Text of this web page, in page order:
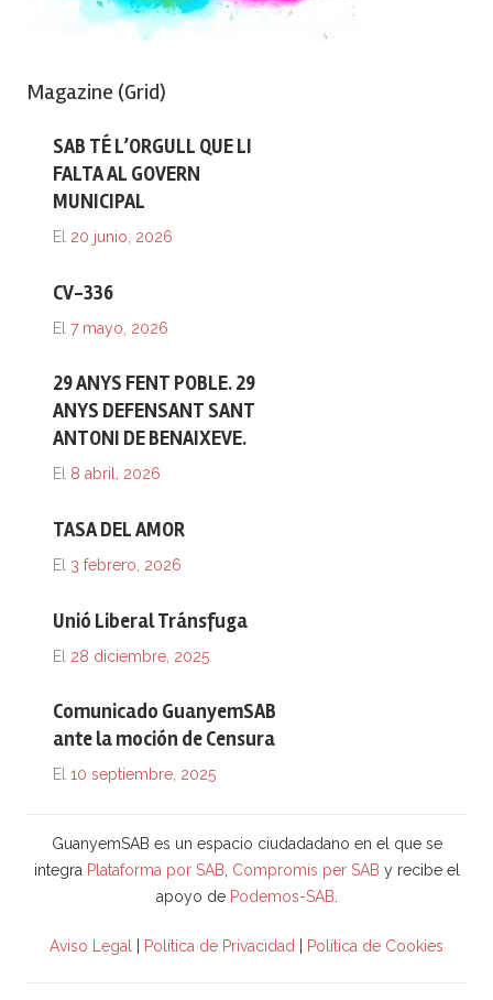
Magazine (Grid)
SAB TÉ L’ORGULL QUE LI
FALTA AL GOVERN
MUNICIPAL
El 20 junio, 2026
CV-336
El 7 mayo, 2026
29 ANYS FENT POBLE. 29
ANYS DEFENSANT SANT
ANTONI DE BENAIXEVE.
El 8 abril, 2026
TASA DEL AMOR
El 3 febrero, 2026
Unió Liberal Tránsfuga
El 28 diciembre, 2025
Comunicado GuanyemSAB
ante la moción de Censura
El 10 septiembre, 2025
GuanyemSAB es un espacio ciudadadano en el que se
integra Plataforma por SAB, Compromís per SAB y recibe el
apoyo de Podemos-SAB.
Aviso Legal Política de Privacidad Política de Cookies